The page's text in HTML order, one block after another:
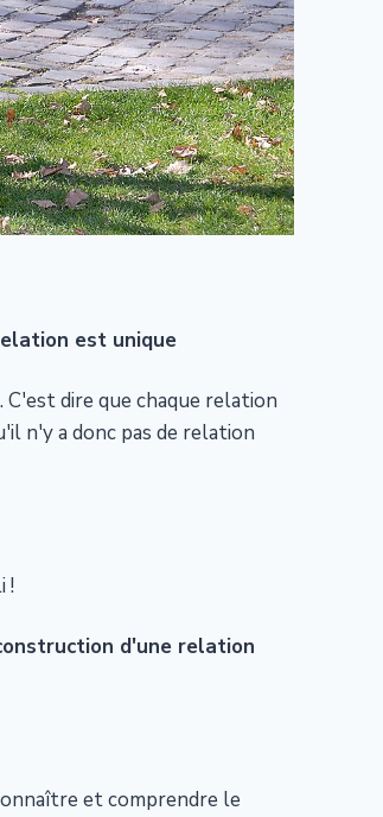
est unique
C'est dire que chaque relation
n'y a donc pas de relation
!
d'une relation
et comprendre le